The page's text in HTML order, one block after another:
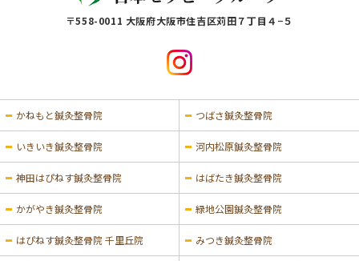
〒558-0011 大阪府大阪市住吉区苅田７丁目４−５
かねもと鍼灸整骨院 つばさ鍼灸整骨院
いきいき鍼灸整骨院 河内松原鍼灸整骨院
神田はぴねす鍼灸整骨院 はばたき鍼灸整骨院
かがやき鍼灸整骨院 緑地公園鍼灸整骨院
はぴねす鍼灸整骨院 千里丘院 みつき鍼灸整骨院